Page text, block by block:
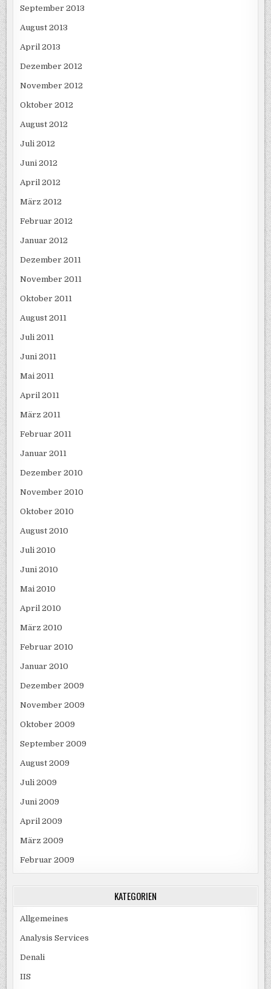
September 2013
August 2013
April 2013
Dezember 2012
November 2012
Oktober 2012
August 2012
Juli 2012
Juni 2012
April 2012
März 2012
Februar 2012
Januar 2012
Dezember 2011
November 2011
Oktober 2011
August 2011
Juli 2011
Juni 2011
Mai 2011
April 2011
März 2011
Februar 2011
Januar 2011
Dezember 2010
November 2010
Oktober 2010
August 2010
Juli 2010
Juni 2010
Mai 2010
April 2010
März 2010
Februar 2010
Januar 2010
Dezember 2009
November 2009
Oktober 2009
September 2009
August 2009
Juli 2009
Juni 2009
April 2009
März 2009
Februar 2009
KATEGORIEN
Allgemeines
Analysis Services
Denali
IIS